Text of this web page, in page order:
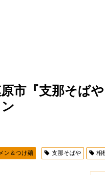
市『支那そば
ン＆つけ麺 支那そばや 相